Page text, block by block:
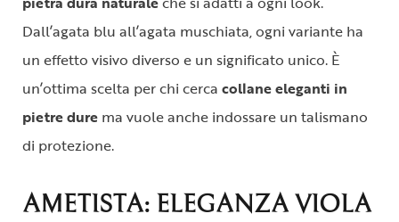
Dall’agata blu all’agata muschiata, ogni variante ha
un effetto visivo diverso e un significato unico. È
un’ottima scelta per chi cerca collane eleganti in
pietre dure ma vuole anche indossare un talismano
di protezione.
AMETISTA: ELEGANZA VIOLA